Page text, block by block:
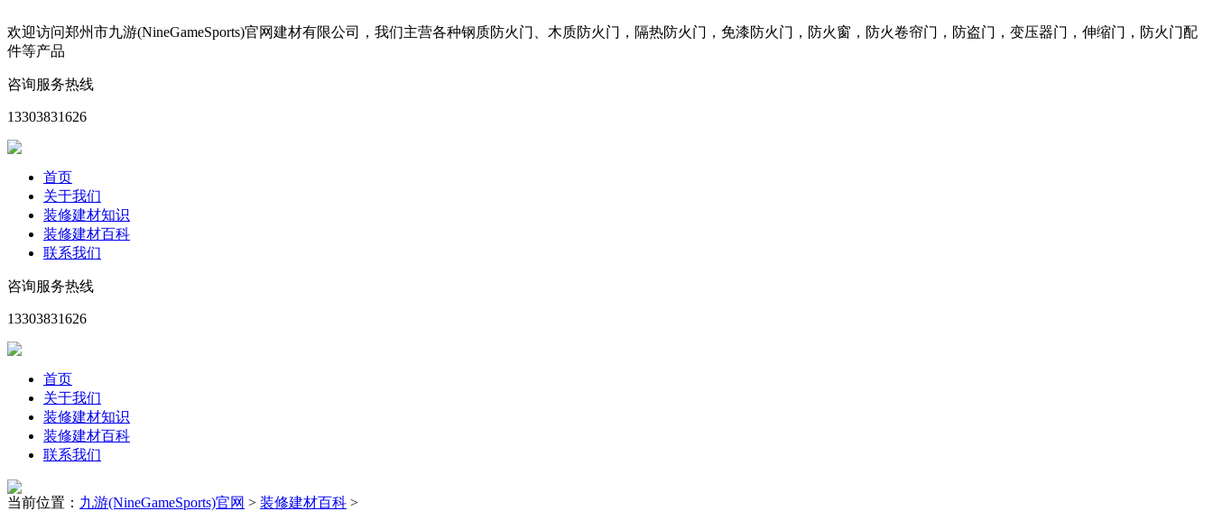
欢迎访问郑州市九游(NineGameSports)官网建材有限公司，我们主营各种钢质防火门、木质防火门，隔热防火门，免漆防火门，防火窗，防火卷帘门，防盗门，变压器门，伸缩门，防火门配
件等产品
咨询服务热线
13303831626
首页
关于我们
装修建材知识
装修建材百科
联系我们
咨询服务热线
13303831626
首页
关于我们
装修建材知识
装修建材百科
联系我们
当前位置： 九游(NineGameSports)官网 > 装修建材百科 >